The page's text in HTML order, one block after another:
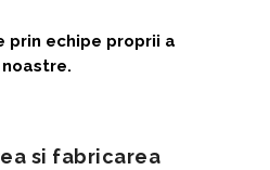
prin echipe proprii a
si fabricarea